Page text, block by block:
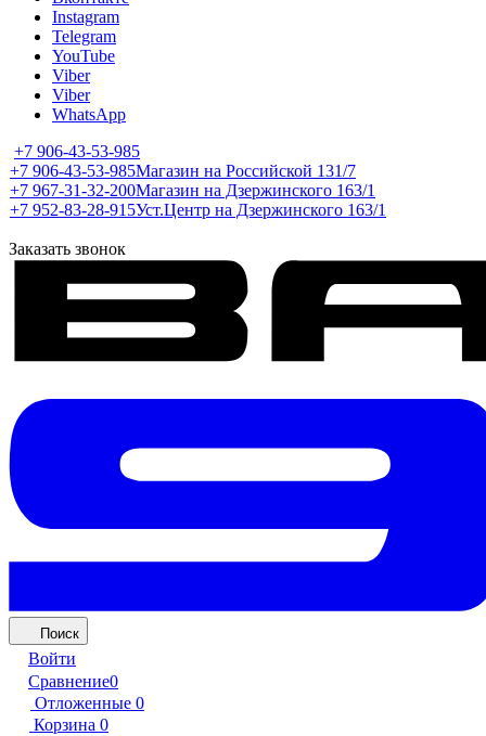
Instagram
Telegram
YouTube
Viber
Viber
WhatsApp
+7 906-43-53-985
+7 906-43-53-985Магазин на Российской 131/7
+7 967-31-32-200Магазин на Дзержинского 163/1
+7 952-83-28-915Уст.Центр на Дзержинского 163/1
Заказать звонок
Поиск
Войти
Сравнение0
Отложенные 0
Корзина 0